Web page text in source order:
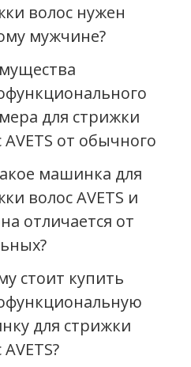
волос нужен
мужчине?
для стрижки
AVETS от обычного
машинка для
волос AVETS и
отличается от
стоит купить
для стрижки